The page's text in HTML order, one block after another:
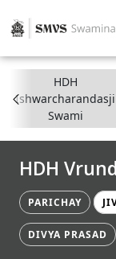
HDH
Ishwarcharandasji
Swami
HDH
PARICHAY
DIVYA PRASAD